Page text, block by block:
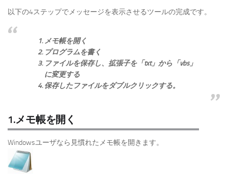
以下の4ステップでメッセージを表示させるツールの完成です。
メモ帳を開く
プログラムを書く
ファイルを保存し、拡張子を「txt」から「vbs」
に変更する
保存したファイルをダブルクリックする。
1.メモ帳を開く
Windowsユーザなら見慣れたメモ帳を開きます。